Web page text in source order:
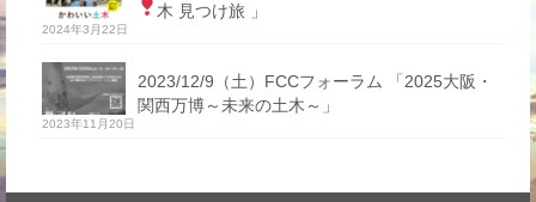
木 見つけ旅
」
2024年3月22日
2023/12/9（土）FCCフォーラム 「2025大阪・
関西万博～未来の土木～」
2023年11月20日